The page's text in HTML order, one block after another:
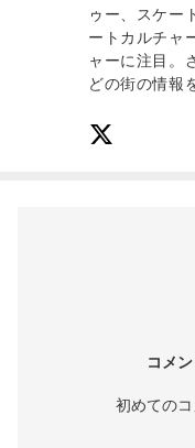
ゥー、スケー
ートカルチャ
ャーに注目。
どの街の情報
コメ
初めての